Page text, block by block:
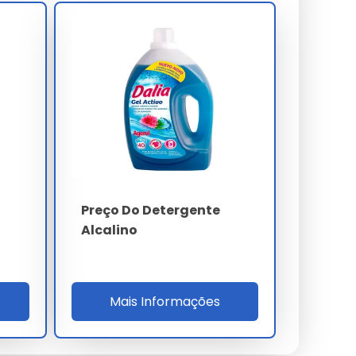
Preço Do Detergente
Alcalino
Mais Informações